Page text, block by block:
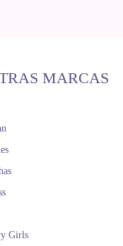
MARCAS
Girls